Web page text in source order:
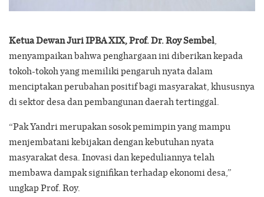
Ketua Dewan Juri IPBA XIX, Prof. Dr. Roy Sembel,
menyampaikan bahwa penghargaan ini diberikan kepada
tokoh-tokoh yang memiliki pengaruh nyata dalam
menciptakan perubahan positif bagi masyarakat, khususnya
di sektor desa dan pembangunan daerah tertinggal.
“Pak Yandri merupakan sosok pemimpin yang mampu
menjembatani kebijakan dengan kebutuhan nyata
masyarakat desa. Inovasi dan kepeduliannya telah
membawa dampak signifikan terhadap ekonomi desa,”
ungkap Prof. Roy.